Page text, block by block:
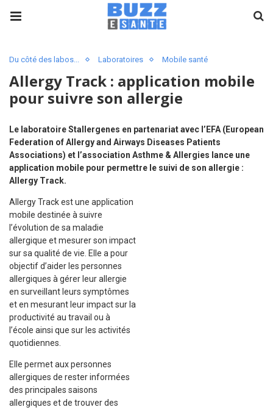
Du côté des labos... Laboratoires Mobile santé
Allergy Track : application mobile
pour suivre son allergie
Le laboratoire Stallergenes en partenariat avec l’EFA (European
Federation of Allergy and Airways Diseases Patients
Associations) et l’association Asthme & Allergies lance une
application mobile pour permettre le suivi de son allergie :
Allergy Track.
Allergy Track est une application
mobile destinée à suivre
l’évolution de sa maladie
allergique et mesurer son impact
sur sa qualité de vie. Elle a pour
objectif d’aider les personnes
allergiques à gérer leur allergie
en surveillant leurs symptômes
et en mesurant leur impact sur la
productivité au travail ou à
l’école ainsi que sur les activités
quotidiennes.
Elle permet aux personnes
allergiques de rester informées
des principales saisons
allergiques et de trouver des